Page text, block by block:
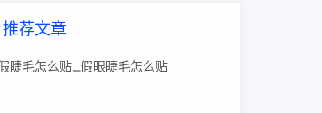
推荐文章